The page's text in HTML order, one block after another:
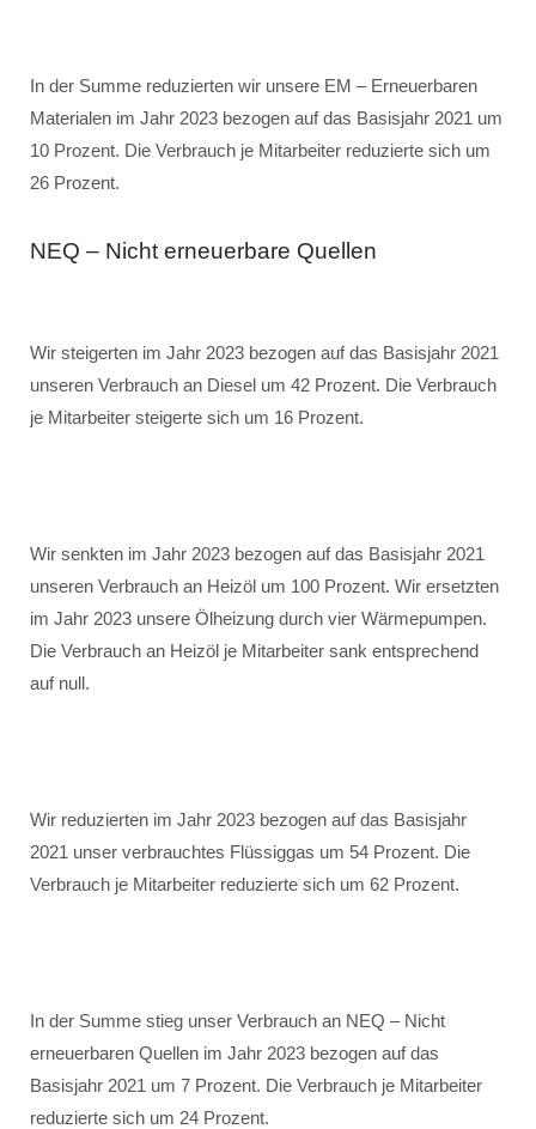
In der Summe reduzierten wir unsere EM – Erneuerbaren
Materialen im Jahr 2023 bezogen auf das Basisjahr 2021 um
10 Prozent. Die Verbrauch je Mitarbeiter reduzierte sich um
26 Prozent.
NEQ – Nicht erneuerbare Quellen
Wir steigerten im Jahr 2023 bezogen auf das Basisjahr 2021
unseren Verbrauch an Diesel um 42 Prozent. Die Verbrauch
je Mitarbeiter steigerte sich um 16 Prozent.
Wir senkten im Jahr 2023 bezogen auf das Basisjahr 2021
unseren Verbrauch an Heizöl um 100 Prozent. Wir ersetzten
im Jahr 2023 unsere Ölheizung durch vier Wärmepumpen.
Die Verbrauch an Heizöl je Mitarbeiter sank entsprechend
auf null.
Wir reduzierten im Jahr 2023 bezogen auf das Basisjahr
2021 unser verbrauchtes Flüssiggas um 54 Prozent. Die
Verbrauch je Mitarbeiter reduzierte sich um 62 Prozent.
In der Summe stieg unser Verbrauch an NEQ – Nicht
erneuerbaren Quellen im Jahr 2023 bezogen auf das
Basisjahr 2021 um 7 Prozent. Die Verbrauch je Mitarbeiter
reduzierte sich um 24 Prozent.